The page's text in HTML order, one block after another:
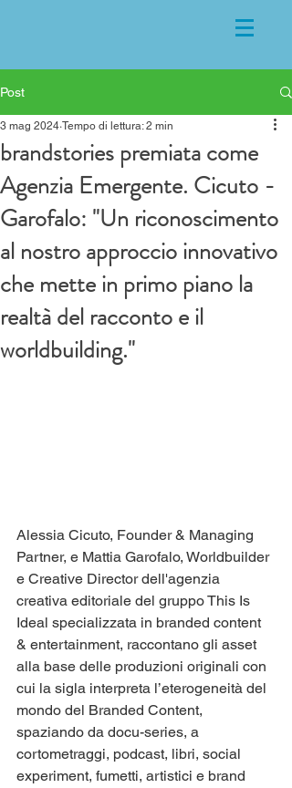
Post
brandstories premiata come
Agenzia Emergente. Cicuto -
Garofalo: "Un riconoscimento
al nostro approccio innovativo
che mette in primo piano la
realtà del racconto e il
worldbuilding."
3 mag 2024 Tempo di lettura: 2 min
Alessia Cicuto, Founder & Managing
Partner, e Mattia Garofalo, Worldbuilder
e Creative Director dell'agenzia
creativa editoriale del gruppo This Is
Ideal specializzata in branded content
& entertainment, raccontano gli asset
alla base delle produzioni originali con
cui la sigla interpreta l’eterogeneità del
mondo del Branded Content,
spaziando da docu-series, a
cortometraggi, podcast, libri, social
experiment, fumetti, artistici e brand